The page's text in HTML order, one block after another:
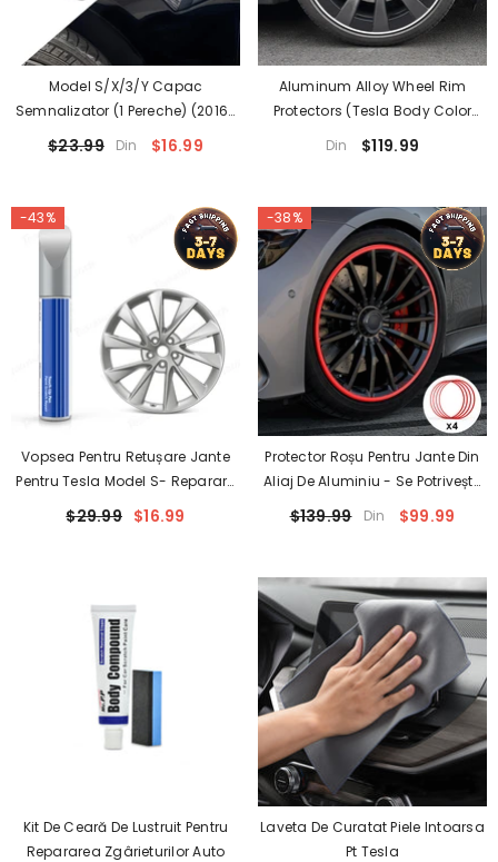
Model S/X/3/Y Capac
Semnalizator (1 Pereche) (2016-
$23.99 Din $16.99
Aluminum Alloy Wheel Rim
Protectors (Tesla Body Color
Match) – For All Tesla Models
Din $119.99
-43%
Vopsea Pentru Retușare Jante
Pentru Tesla Model S- Reparare
DIY Curb Rash Cu Vopsea De
$29.99 $16.99
-38%
Protector Roșu Pentru Jante Din
Aliaj De Aluminiu - Se Potrivește
Tuturor Mașinilor (4 Buc)
$139.99 Din $99.99
Kit De Ceară De Lustruit Pentru
Repararea Zgârieturilor Auto
Laveta De Curatat Piele Intoarsa
Pt Tesla